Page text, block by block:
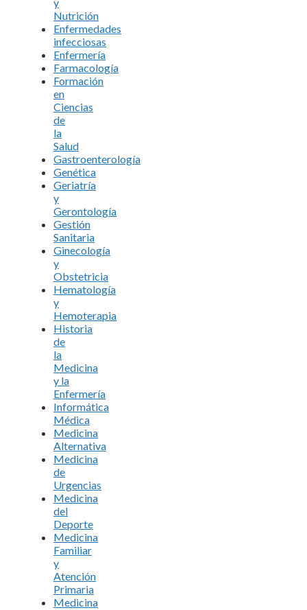
Nutrición
Enfermedades
infecciosas
Enfermería
Farmacología
Formación
en
Ciencias
de
la
Salud
Gastroenterología
Genética
Geriatría
y
Gerontología
Gestión
Sanitaria
Ginecología
y
Obstetricia
Hematología
y
Hemoterapia
Historia
de
la
Medicina
y la
Enfermería
Informática
Médica
Medicina
Alternativa
Medicina
de
Urgencias
Medicina
del
Deporte
Medicina
Familiar
y
Atención
Primaria
Medicina